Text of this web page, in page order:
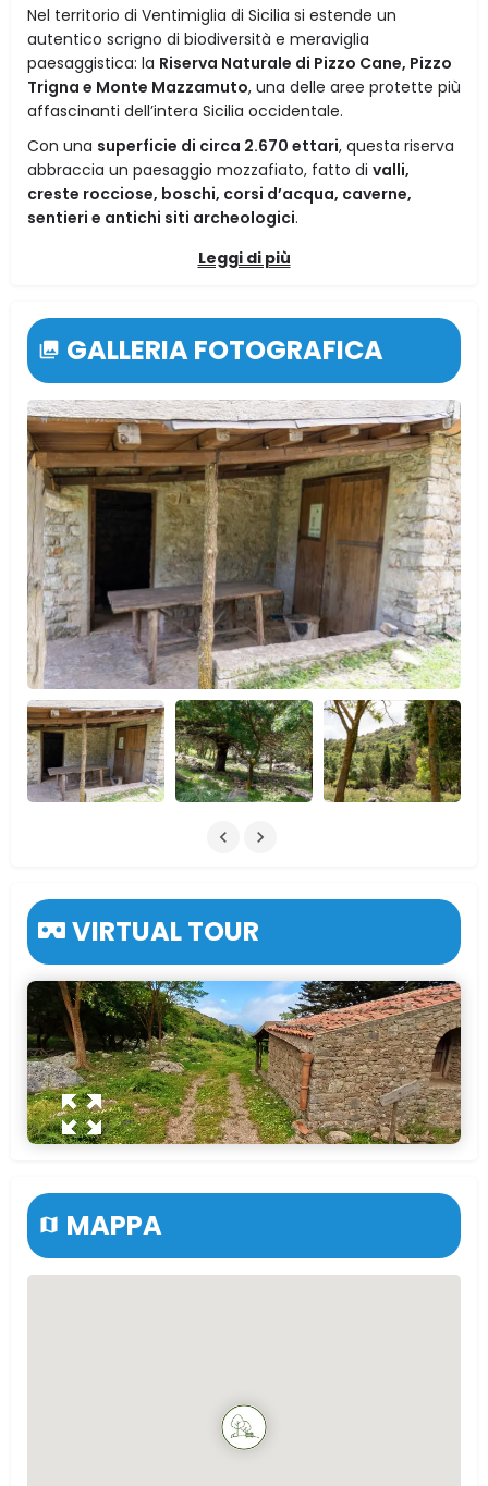
Nel territorio di Ventimiglia di Sicilia si estende un
autentico scrigno di biodiversità e meraviglia
paesaggistica: la Riserva Naturale di Pizzo Cane, Pizzo
Trigna e Monte Mazzamuto, una delle aree protette più
affascinanti dell’intera Sicilia occidentale.
Con una superficie di circa 2.670 ettari, questa riserva
abbraccia un paesaggio mozzafiato, fatto di valli,
creste rocciose, boschi, corsi d’acqua, caverne,
sentieri e antichi siti archeologici.
Leggi di più
GALLERIA FOTOGRAFICA
VIRTUAL TOUR
MAPPA